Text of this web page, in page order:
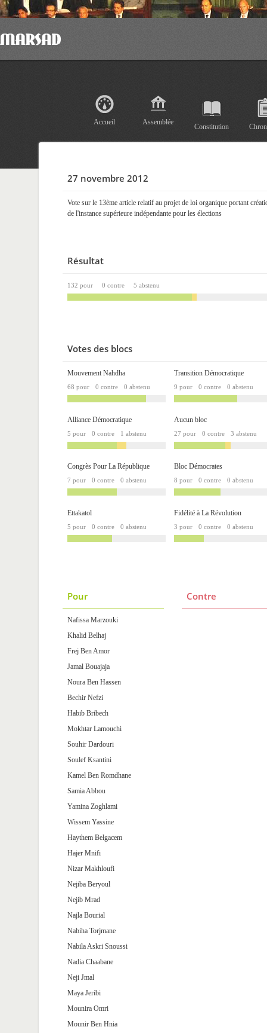
Accueil Assemblée
Constitution
27 novembre 2012
Vote sur le 13ème article relatif au projet de loi organique portant
de l'instance supérieure indépendante pour les élections
Résultat
132 pour 0 contre 5 abstenu
Votes des blocs
Mouvement Nahdha
68 pour 0 contre 0 abstenu
Transition Démocratique
9 pour 0 contre 0 abstenu
Alliance Démocratique
5 pour 0 contre 1 abstenu
Aucun bloc
27 pour 0 contre 3 abstenu
Congrès Pour La République
7 pour 0 contre 0 abstenu
Bloc Démocrates
8 pour 0 contre 0 abstenu
Ettakatol
5 pour 0 contre 0 abstenu
Fidélité à La Révolution
3 pour 0 contre 0 abstenu
Pour
Nafissa Marzouki
Khalid Belhaj
Frej Ben Amor
Jamal Bouajaja
Noura Ben Hassen
Bechir Nefzi
Habib Bribech
Mokhtar Lamouchi
Souhir Dardouri
Soulef Ksantini
Kamel Ben Romdhane
Samia Abbou
Yamina Zoghlami
Wissem Yassine
Haythem Belgacem
Hajer Mnifi
Nizar Makhloufi
Nejiba Beryoul
Nejib Mrad
Najla Bourial
Nabiha Torjmane
Nabila Askri Snoussi
Nadia Chaabane
Neji Jmal
Maya Jeribi
Mounira Omri
Mounir Ben Hnia
Contre